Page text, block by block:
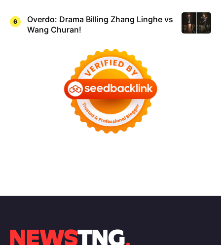
Overdo: Drama Billing Zhang Linghe vs
Wang Churan!